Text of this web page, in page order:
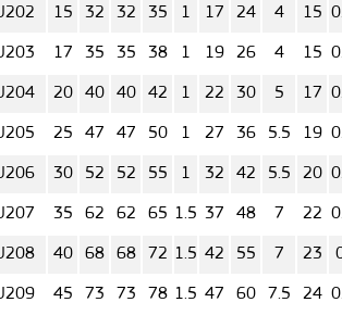
15 32 32 35 1 17 24 4 15
17 35 35 38 1 19 26 4 15
20 40 40 42 1 22 30 5 17
25 47 47 50 1 27 36 5.5 19
30 52 52 55 1 32 42 5.5 20
35 62 62 65 1.5 37 48 7 22
40 68 68 72 1.5 42 55 7 23
45 73 73 78 1.5 47 60 7.5 24